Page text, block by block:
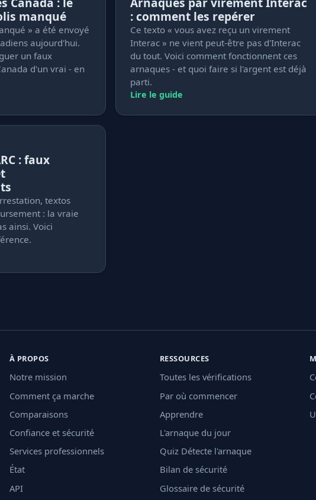
manqué
» a été envoyé
aujourd'hui.
un faux
d'un vrai - en
: comment les repérer
Ce texto « vous avez reçu un virement
Interac » ne vient peut-être pas d'Interac
du tout. Voici comment fonctionnent ces
arnaques - et quoi faire si l'argent est déjà
parti.
Lire le guide
: faux
textos
: la vraie
ainsi. Voici
À PROPOS
Notre mission
Comment ça marche
Comparaisons
Confiance et sécurité
Services professionnels
État
API
RESSOURCES
Toutes les vérifications
Par où commencer
Apprendre
L'arnaque du jour
Quiz Détecte l'arnaque
Bilan de sécurité
Glossaire de sécurité